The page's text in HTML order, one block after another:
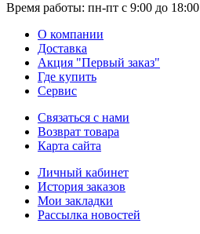
Время работы: пн-пт с 9:00 до 18:00
О компании
Доставка
Акция "Первый заказ"
Где купить
Сервис
Связаться с нами
Возврат товара
Карта сайта
Личный кабинет
История заказов
Мои закладки
Рассылка новостей